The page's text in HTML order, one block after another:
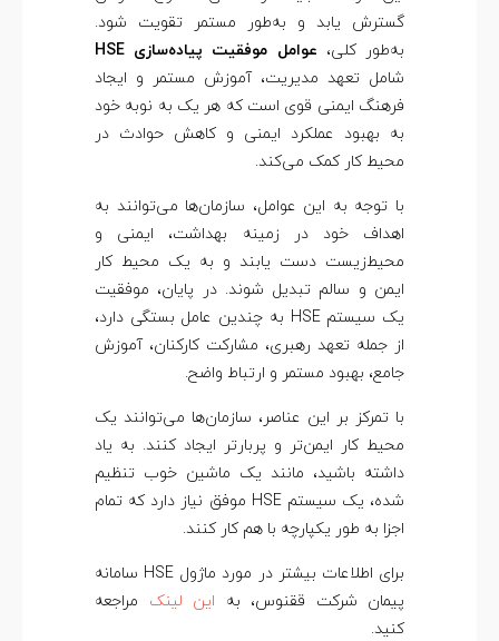
گسترش یابد و به‌طور مستمر تقویت شود.
به‌طور کلی، عوامل موفقیت پیاده‌سازی HSE
شامل تعهد مدیریت، آموزش مستمر و ایجاد
فرهنگ ایمنی قوی است که هر یک به نوبه خود
به بهبود عملکرد ایمنی و کاهش حوادث در
محیط کار کمک می‌کند.
با توجه به این عوامل، سازمان‌ها می‌توانند به
اهداف خود در زمینه بهداشت، ایمنی و
محیط‌زیست دست یابند و به یک محیط کار
ایمن و سالم تبدیل شوند. در پایان، موفقیت
یک سیستم HSE به چندین عامل بستگی دارد،
از جمله تعهد رهبری، مشارکت کارکنان، آموزش
جامع، بهبود مستمر و ارتباط واضح.
با تمرکز بر این عناصر، سازمان‌ها می‌توانند یک
محیط کار ایمن‌تر و پربارتر ایجاد کنند. به یاد
داشته باشید، مانند یک ماشین خوب تنظیم
شده، یک سیستم HSE موفق نیاز دارد که تمام
اجزا به طور یکپارچه با هم کار کنند.
برای اطلاعات بیشتر در مورد ماژول HSE سامانه
پیمان شرکت ققنوس، به این لینک مراجعه
کنید.